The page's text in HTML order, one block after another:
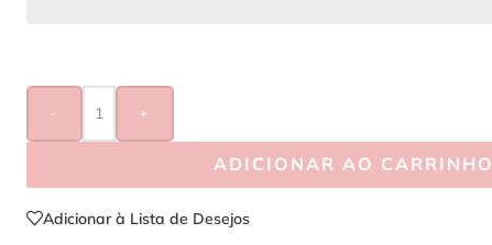
- +
ADICIONAR AO CARRINHO
Adicionar à Lista de Desejos